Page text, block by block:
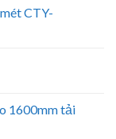
CTY-
1600mm tải